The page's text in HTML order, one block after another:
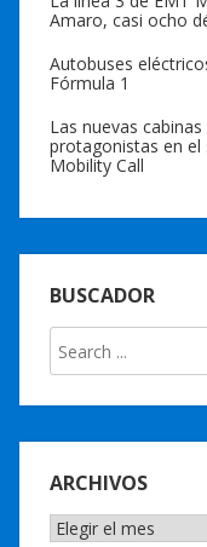
Amaro, casi ocho
Autobuses
Fórmula 1
Las nuevas
protagonistas en el
Mobility Call
BUSCADOR
ARCHIVOS
ARCHIVOS